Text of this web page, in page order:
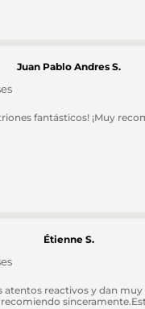
Juan Pablo Andres S.
fantásticos! ¡Muy
Étienne S.
atentos reactivos y dan muy